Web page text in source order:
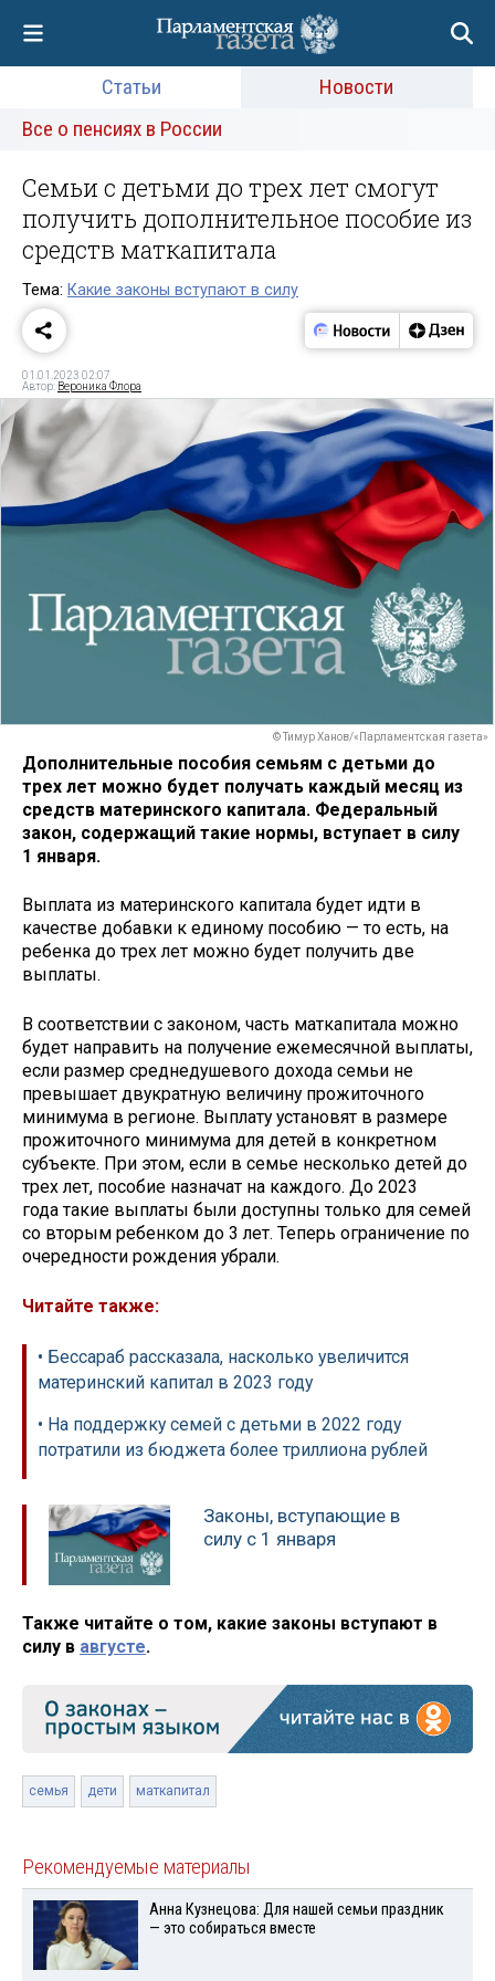
Статьи
Новости
Все о пенсиях в России
Семьи с детьми до трех лет смогут
получить дополнительное пособие из
средств маткапитала
Тема: Какие законы вступают в силу
01.01.2023 02:07
Автор: Вероника Флора
© Тимур Ханов/«Парламентская газета»
Дополнительные пособия семьям с детьми до
трех лет можно будет получать каждый месяц из
средств материнского капитала. Федеральный
закон, содержащий такие нормы, вступает в силу
1 января.
Выплата из материнского капитала будет идти в
качестве добавки к единому пособию — то есть, на
ребенка до трех лет можно будет получить две
выплаты.
В соответствии с законом, часть маткапитала можно
будет направить на получение ежемесячной выплаты,
если размер среднедушевого дохода семьи не
превышает двукратную величину прожиточного
минимума в регионе. Выплату установят в размере
прожиточного минимума для детей в конкретном
субъекте. При этом, если в семье несколько детей до
трех лет, пособие назначат на каждого. До 2023
года такие выплаты были доступны только для семей
со вторым ребенком до 3 лет. Теперь ограничение по
очередности рождения убрали.
Читайте также:
• Бессараб рассказала, насколько увеличится
материнский капитал в 2023 году
• На поддержку семей с детьми в 2022 году
потратили из бюджета более триллиона рублей
Законы, вступающие в
силу с 1 января
Также читайте о том, какие законы вступают в
силу в августе.
семья дети маткапитал
Рекомендуемые материалы
Анна Кузнецова: Для нашей семьи праздник
— это собираться вместе